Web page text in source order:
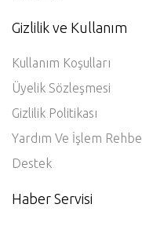
Gizlilik ve Kullanım
Kullanım Koşulları
Üyelik Sözleşmesi
Gizlilik Politikası
Yardım Ve İşlem
Destek
Haber Servisi